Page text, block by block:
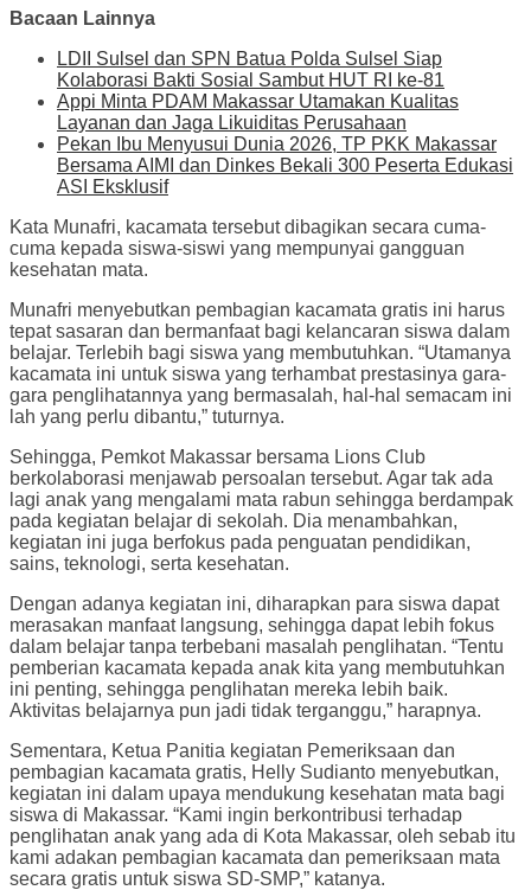
Bacaan Lainnya
LDII Sulsel dan SPN Batua Polda Sulsel Siap
Kolaborasi Bakti Sosial Sambut HUT RI ke-81
Appi Minta PDAM Makassar Utamakan Kualitas
Layanan dan Jaga Likuiditas Perusahaan
Pekan Ibu Menyusui Dunia 2026, TP PKK Makassar
Bersama AIMI dan Dinkes Bekali 300 Peserta Edukasi
ASI Eksklusif
Kata Munafri, kacamata tersebut dibagikan secara cuma-
cuma kepada siswa-siswi yang mempunyai gangguan
kesehatan mata.
Munafri menyebutkan pembagian kacamata gratis ini harus
tepat sasaran dan bermanfaat bagi kelancaran siswa dalam
belajar. Terlebih bagi siswa yang membutuhkan. “Utamanya
kacamata ini untuk siswa yang terhambat prestasinya gara-
gara penglihatannya yang bermasalah, hal-hal semacam ini
lah yang perlu dibantu,” tuturnya.
Sehingga, Pemkot Makassar bersama Lions Club
berkolaborasi menjawab persoalan tersebut. Agar tak ada
lagi anak yang mengalami mata rabun sehingga berdampak
pada kegiatan belajar di sekolah. Dia menambahkan,
kegiatan ini juga berfokus pada penguatan pendidikan,
sains, teknologi, serta kesehatan.
Dengan adanya kegiatan ini, diharapkan para siswa dapat
merasakan manfaat langsung, sehingga dapat lebih fokus
dalam belajar tanpa terbebani masalah penglihatan. “Tentu
pemberian kacamata kepada anak kita yang membutuhkan
ini penting, sehingga penglihatan mereka lebih baik.
Aktivitas belajarnya pun jadi tidak terganggu,” harapnya.
Sementara, Ketua Panitia kegiatan Pemeriksaan dan
pembagian kacamata gratis, Helly Sudianto menyebutkan,
kegiatan ini dalam upaya mendukung kesehatan mata bagi
siswa di Makassar. “Kami ingin berkontribusi terhadap
penglihatan anak yang ada di Kota Makassar, oleh sebab itu
kami adakan pembagian kacamata dan pemeriksaan mata
secara gratis untuk siswa SD-SMP,” katanya.